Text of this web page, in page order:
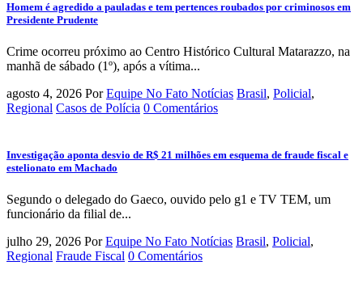
Homem é agredido a pauladas e tem pertences roubados por criminosos em
Presidente Prudente
Crime ocorreu próximo ao Centro Histórico Cultural Matarazzo, na
manhã de sábado (1º), após a vítima...
agosto 4, 2026 Por Equipe No Fato Notícias Brasil, Policial,
Regional Casos de Polícia 0 Comentários
Investigação aponta desvio de R$ 21 milhões em esquema de fraude fiscal e
estelionato em Machado
Segundo o delegado do Gaeco, ouvido pelo g1 e TV TEM, um
funcionário da filial de...
julho 29, 2026 Por Equipe No Fato Notícias Brasil, Policial,
Regional Fraude Fiscal 0 Comentários